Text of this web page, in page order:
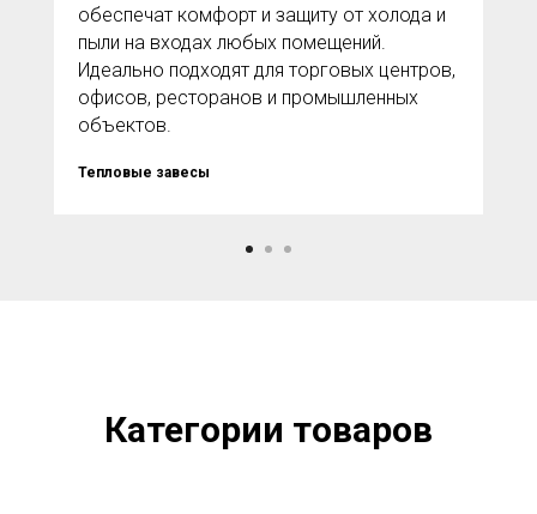
обеспечат комфорт и защиту от холода и
пыли на входах любых помещений.
Идеально подходят для торговых центров,
офисов, ресторанов и промышленных
объектов.
Тепловые завесы
Категории товаров